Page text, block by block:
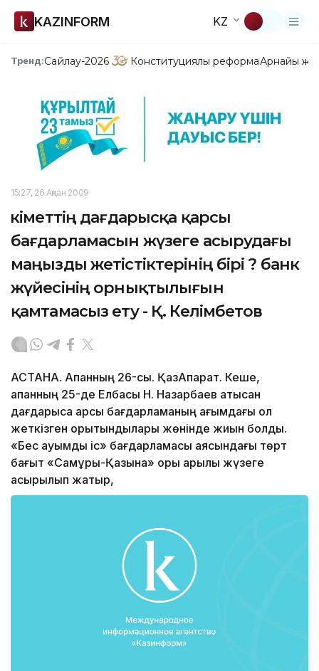
KAZINFORM KZ
Тренд:Сайлау-2026 Конституциялық реформаАрнайы
15:27, 26 Ақпан 2009
Үкіметтің дағдарысқа қарсы
бағдарламасын жүзеге асырудағы
маңызды жетістіктерінің бірі ? банк
жүйесінің орнықтылығын
қамтамасыз ету - Қ. Келімбетов
АСТАНА. Ақпанның 26-сы. ҚазАқпарат. Кеше,
ақпанның 25-де Елбасы Н. Назарбаев қатысқан
дағдарысқа қарсы бағдарламаның ағымдағы қол
жеткізген қорытындылары жөнінде жиын болды.
«Бес ауқымды іс» бағдарламасы аясындағы төрт
бағыт «Самұрық-Қазына» қоры арқылы жүзеге
асырылып жатыр,